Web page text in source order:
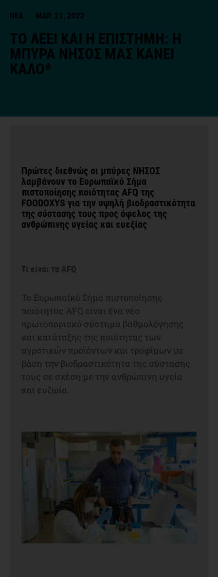
ΝΕΑ · ΜΑΡ. 21, 2022
ΤΟ ΛΕΕΙ ΚΑΙ Η ΕΠΙΣΤΗΜΗ: Η
ΜΠΥΡΑ ΝΗΣΟΣ ΜΑΣ ΚΑΝΕΙ
ΚΑΛΟ*
Πρώτες διεθνώς οι μπύρες ΝΗΣΟΣ
λαμβάνουν το Ευρωπαϊκό Σήμα
πιστοποίησης ποιότητας AFQ της
FOODOXYS για την υψηλή βιοδραστικότητα
της σύστασης τους προς όφελος της
ανθρώπινης υγείας και ευεξίας
Τι είναι το AFQ
Το Ευρωπαϊκό Σήμα πιστοποίησης
ποιότητας AFQ είναι ένα νέο
πρωτοποριακό σύστημα βαθμολόγησης
και κατάταξης της ποιότητας των
αγροτικών προϊόντων και τροφίμων με
βάση την βιοδραστικότητα της σύστασης
τους σε σχέση με την ανθρώπινη υγεία
και ευζωία.